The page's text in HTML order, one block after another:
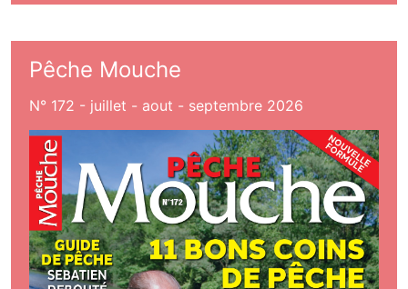
Pêche Mouche
N° 172 - juillet - aout - septembre 2026